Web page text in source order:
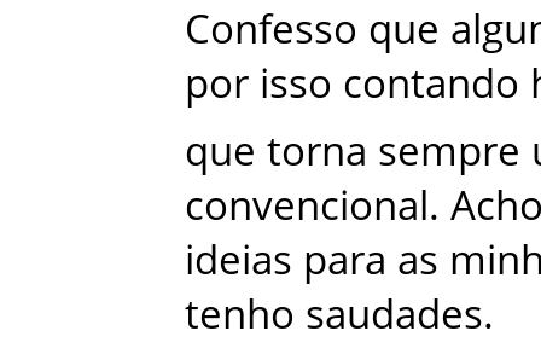
Confesso que
por isso contando
que torna sempre
convencional.
ideias para as
tenho saudades.